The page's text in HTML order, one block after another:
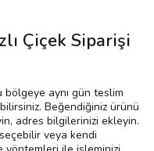
Çiçek Siparişi
bölgeye aynı gün teslim
Beğendiğiniz ürünü
adres bilgilerinizi ekleyin.
veya kendi